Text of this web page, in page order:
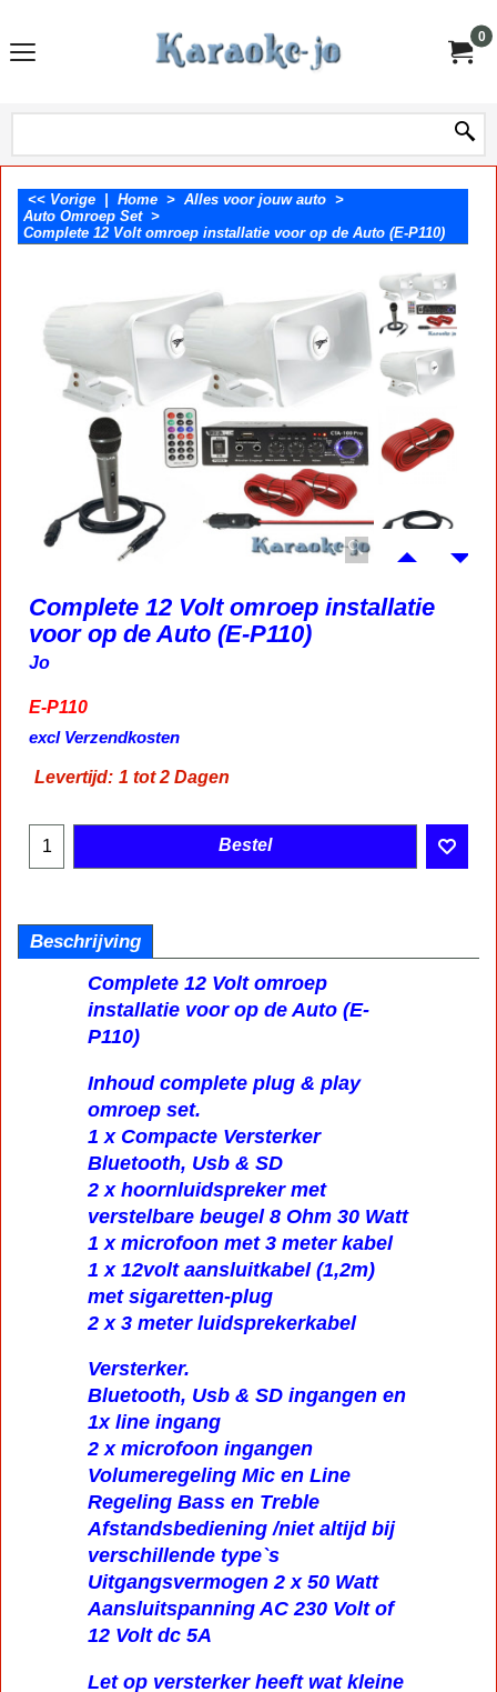
0
<< Vorige Home > Alles voor jouw auto >
Auto Omroep Set>
Complete 12 Volt omroep installatie voor op de Auto (E-P110)
Complete 12 Volt omroep installatie
voor op de Auto (E-P110)
Jo
E-P110
€209.95 incl BTW
excl Verzendkosten
Beschrijving
Complete 12 Volt omroep
installatie voor op de Auto (E-
P110)
Inhoud complete plug & play
omroep set.
1 x Compacte Versterker
Bluetooth, Usb & SD
2 x hoornluidspreker met
verstelbare beugel 8 Ohm 30 Watt
1 x microfoon met 3 meter kabel
1 x 12volt aansluitkabel (1,2m)
met sigaretten-plug
2 x 3 meter luidsprekerkabel
Versterker.
Bluetooth, Usb & SD ingangen en
1x line ingang
2 x microfoon ingangen
Volumeregeling Mic en Line
Regeling Bass en Treble
Afstandsbediening /niet altijd bij
verschillende type`s
Uitgangsvermogen 2 x 50 Watt
Aansluitspanning AC 230 Volt of
12 Volt dc 5A